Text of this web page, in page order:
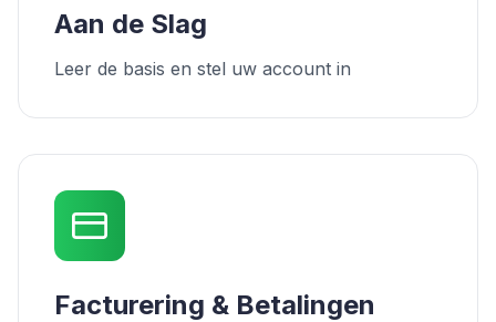
Aan de Slag
Leer de basis en stel uw account in
Facturering & Betalingen